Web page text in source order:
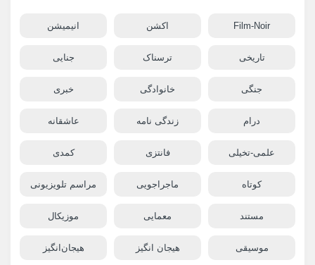
Film-Noir اکشن انیمیشن
تاریخی ترسناک جنایی
جنگی خانوادگی خبری
درام زندگی نامه عاشقانه
علمی-تخیلی فانتزی کمدی
کوتاه ماجراجویی مراسم تلویزیونی
مستند معمایی موزیکال
موسیقی هیجان انگیز هیجان‌انگیز